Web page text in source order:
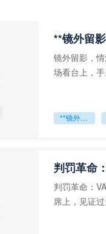
**镜外留
镜外留影，
场看台上，
**镜外留影
判罚革命
判罚革命：
席上，见证